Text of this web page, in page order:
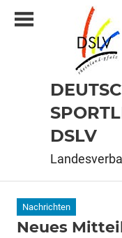
Inhalt
DSLV
Nachrichten
Neues